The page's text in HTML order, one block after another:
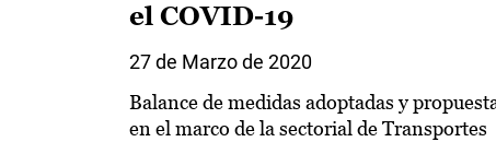
el COVID-19
27 de Marzo de 2020
Balance de medidas adoptadas y
en el marco de la sectorial de Transportes